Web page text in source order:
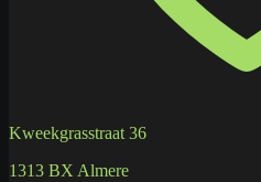
Kweekgrasstraat 36
1313 BX Almere